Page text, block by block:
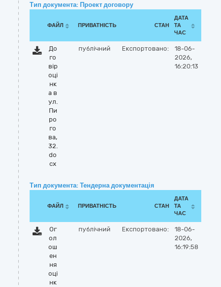
Тип документа: Проект договору
ФАЙЛ ПРИВАТНІСТЬ СТАН
ДАТА
ТА
ЧАС
До
го
вір
оці
нк
а в
ул.
Пи
ро
го
ва,
32.
do
cx
публічний Експортовано:
18-06-
2026,
16:20:13
Тип документа: Тендерна документація
ФАЙЛ ПРИВАТНІСТЬ СТАН
ДАТА
ТА
ЧАС
Ог
ол
ош
ен
ня
оці
нк
публічний Експортовано:
18-06-
2026,
16:19:58